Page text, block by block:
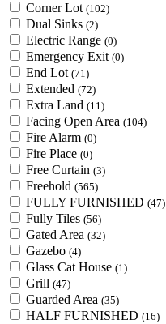
Corner Lot (102)
Dual Sinks (2)
Electric Range (0)
Emergency Exit (0)
End Lot (71)
Extended (72)
Extra Land (11)
Facing Open Area (104)
Fire Alarm (0)
Fire Place (0)
Free Curtain (3)
Freehold (565)
FULLY FURNISHED (47)
Fully Tiles (56)
Gated Area (32)
Gazebo (4)
Glass Cat House (1)
Grill (47)
Guarded Area (35)
HALF FURNISHED (16)